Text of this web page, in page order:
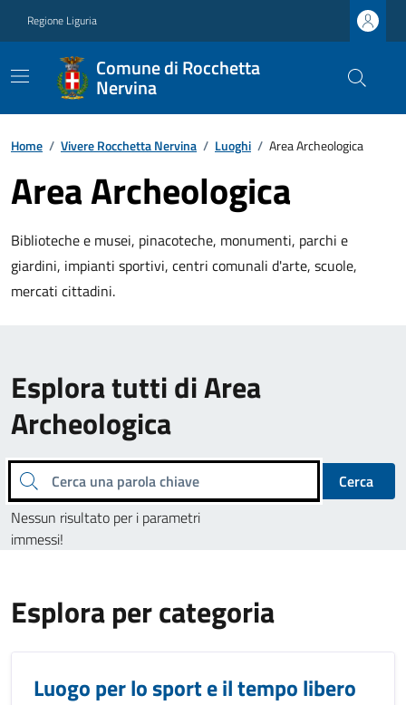
Regione Liguria
Comune di Rocchetta
Nervina
Home / Vivere Rocchetta Nervina / Luoghi / Area Archeologica
Area Archeologica
Biblioteche e musei, pinacoteche, monumenti, parchi e
giardini, impianti sportivi, centri comunali d'arte, scuole,
mercati cittadini.
Esplora tutti di Area
Archeologica
Cerca una parola chiave
Cerca
Nessun risultato per i parametri
immessi!
Esplora per categoria
Luogo per lo sport e il tempo libero